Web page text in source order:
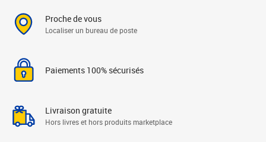
Proche de vous
Localiser un bureau de poste
Paiements 100% sécurisés
Livraison gratuite
Hors livres et hors produits marketplace